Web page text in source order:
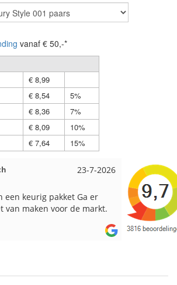
vanaf € 50,-*
€ 8,99
€ 8,54
5%
€ 8,36
7%
€ 8,09
10%
€ 7,64 15%
23-7-2026
een keurig pakket Ga er
van maken voor de markt.
Hilde uit
Reeds
de service.